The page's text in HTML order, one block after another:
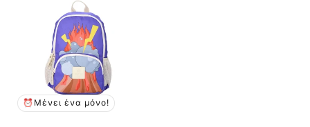
⏰Μένει ένα μόνο!